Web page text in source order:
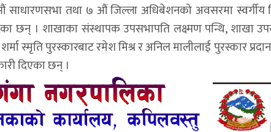
तथा ७ औं जिल्ला अधिबेशनको अवसरमा स्वर्गीय
छन् । शाखाका संस्थापक उपसभापति लक्ष्मण पन्थि, शाखा
स्मृति पुरस्कारबाट रमेश मिश्र र अनिल मालीलाई पुरस्कार
दिएका छन् ।